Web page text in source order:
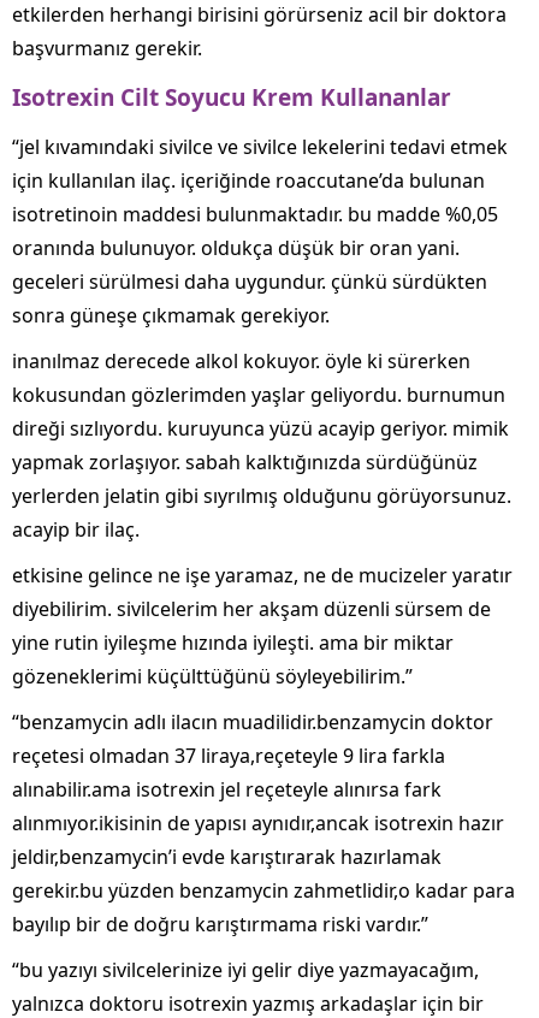
etkilerden herhangi birisini görürseniz acil bir doktora
başvurmanız gerekir.
Isotrexin Cilt Soyucu Krem Kullananlar
“jel kıvamındaki sivilce ve sivilce lekelerini tedavi etmek
için kullanılan ilaç. içeriğinde roaccutane’da bulunan
isotretinoin maddesi bulunmaktadır. bu madde %0,05
oranında bulunuyor. oldukça düşük bir oran yani.
geceleri sürülmesi daha uygundur. çünkü sürdükten
sonra güneşe çıkmamak gerekiyor.
inanılmaz derecede alkol kokuyor. öyle ki sürerken
kokusundan gözlerimden yaşlar geliyordu. burnumun
direği sızlıyordu. kuruyunca yüzü acayip geriyor. mimik
yapmak zorlaşıyor. sabah kalktığınızda sürdüğünüz
yerlerden jelatin gibi sıyrılmış olduğunu görüyorsunuz.
acayip bir ilaç.
etkisine gelince ne işe yaramaz, ne de mucizeler yaratır
diyebilirim. sivilcelerim her akşam düzenli sürsem de
yine rutin iyileşme hızında iyileşti. ama bir miktar
gözeneklerimi küçülttüğünü söyleyebilirim.”
“benzamycin adlı ilacın muadilidir.benzamycin doktor
reçetesi olmadan 37 liraya,reçeteyle 9 lira farkla
alınabilir.ama isotrexin jel reçeteyle alınırsa fark
alınmıyor.ikisinin de yapısı aynıdır,ancak isotrexin hazır
jeldir,benzamycin’i evde karıştırarak hazırlamak
gerekir.bu yüzden benzamycin zahmetlidir,o kadar para
bayılıp bir de doğru karıştırmama riski vardır.”
“bu yazıyı sivilcelerinize iyi gelir diye yazmayacağım,
yalnızca doktoru isotrexin yazmış arkadaşlar için bir